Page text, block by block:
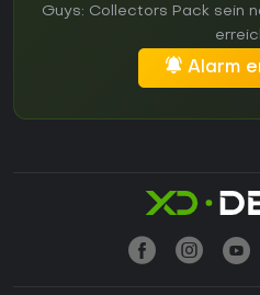
Guys: Collectors Pack sein
Alarm